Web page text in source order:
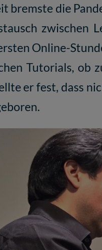
bremste die
zwischen
Online-
Tutorials, ob
er fest, dass